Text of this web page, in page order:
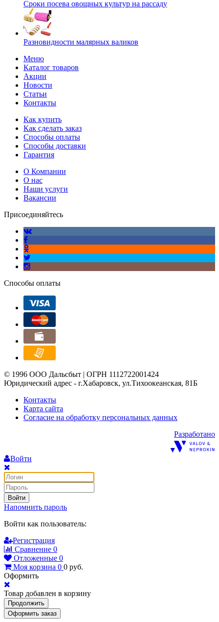
Сроки посева овощных культур на рассаду
Разновидности малярных валиков
Меню
Каталог товаров
Акции
Новости
Статьи
Контакты
Как купить
Как сделать заказ
Способы оплаты
Способы доставки
Гарантия
О Компании
О нас
Наши услуги
Вакансии
Присоединяйтесь
Способы оплаты
© 1996 ООО Дальсбыт | ОГРН 1112722001424
Юридический адрес - г.Хабаровск, ул.Тихоокеанская, 81Б
Контакты
Карта сайта
Согласие на обработку персональных данных
Разработано
Войти
Войти
Напомнить пароль
Войти как пользователь:
Регистрация
Сравнение 0
Отложенные 0
Моя корзина 0 0 руб.
Оформить
Товар добавлен в корзину
Продолжить
Оформить заказ